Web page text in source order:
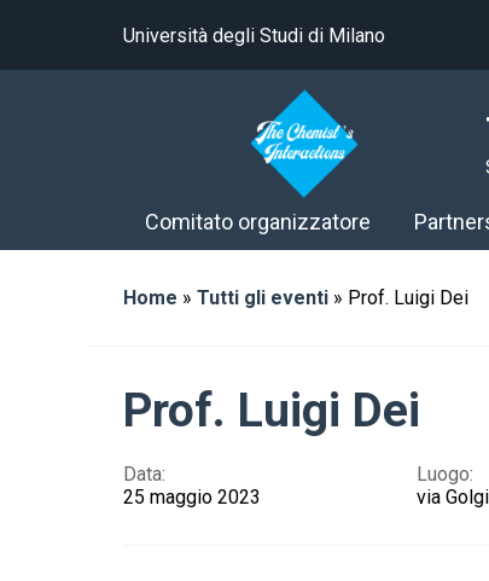
Università degli Studi di Milano
Comitato organizzatore
Home » Tutti gli eventi » Prof. Luigi Dei
Prof. Luigi Dei
Data:
25 maggio 2023
Luogo:
via